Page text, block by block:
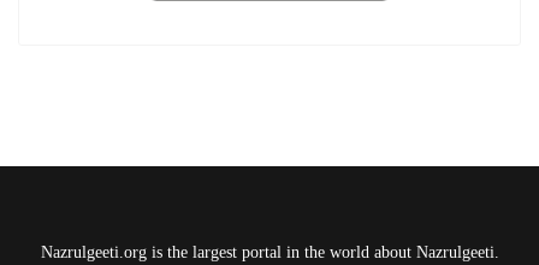
Nazrulgeeti.org is the largest portal in the world about Nazrulgeeti.